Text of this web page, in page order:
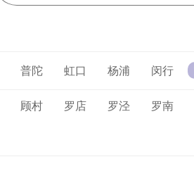
普陀 虹口 杨浦 闵行
顾村 罗店 罗泾 罗南